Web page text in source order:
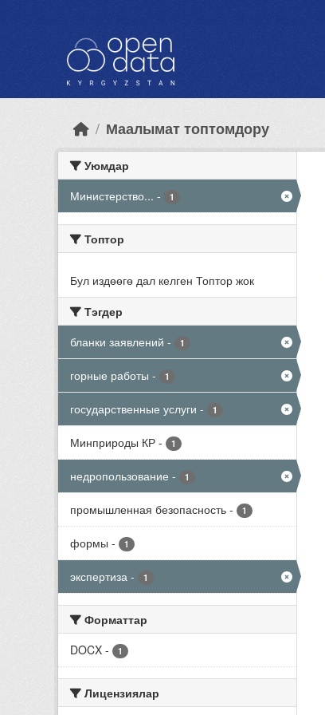
Маалымат топтомдору
Уюмдар
Министерство... - 1
Топтор
Бул издөөгө дал келген Топтор жок
Тэгдер
бланки заявлений - 1
горные работы - 1
государственные услуги - 1
Минприроды КР - 1
недропользование - 1
промышленная безопасность - 1
формы - 1
экспертиза - 1
Форматтар
DOCX - 1
Лицензиялар